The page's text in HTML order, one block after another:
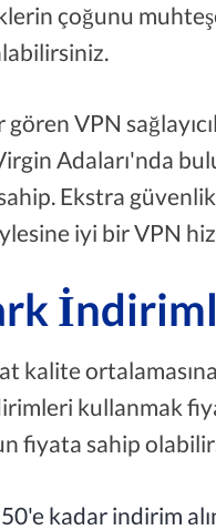
çoğunu
VPN
Adaları'nda
Ekstra
iyi bir VPN
kalite
kullanmak
fiyata sahip
kadar indirim